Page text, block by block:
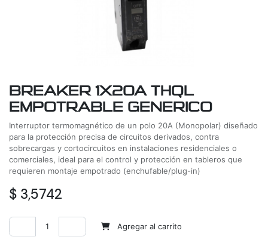
BREAKER 1X20A THQL
EMPOTRABLE GENERICO
Interruptor termomagnético de un polo 20A (Monopolar) diseñado
para la protección precisa de circuitos derivados, contra
sobrecargas y cortocircuitos en instalaciones residenciales o
comerciales, ideal para el control y protección en tableros que
requieren montaje empotrado (enchufable/plug-in)
$ 3,5742
Agregar al carrito